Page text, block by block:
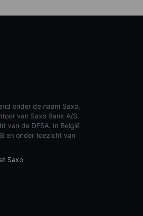
onder de naam Saxo,
van Saxo Bank A/S.
van de DFSA. In België
en onder toezicht van
Saxo